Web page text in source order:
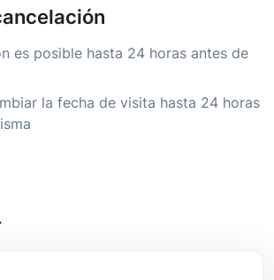
es posible hasta 24 horas antes de
la fecha de visita hasta 24 horas